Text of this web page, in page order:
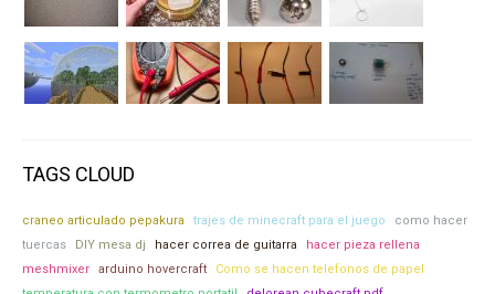
TAGS CLOUD
craneo articulado pepakura trajes de minecraft para el juego
como hacer
tuercas
DIY mesa dj hacer correa de guitarra
hacer pieza rellena
meshmixer
arduino hovercraft
Como se hacen telefonos de papel